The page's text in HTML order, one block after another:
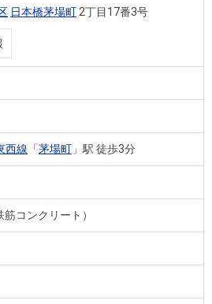
日本橋茅場町 2丁目17番3号
西線 「茅場町 」駅 徒歩3分
コンクリート）